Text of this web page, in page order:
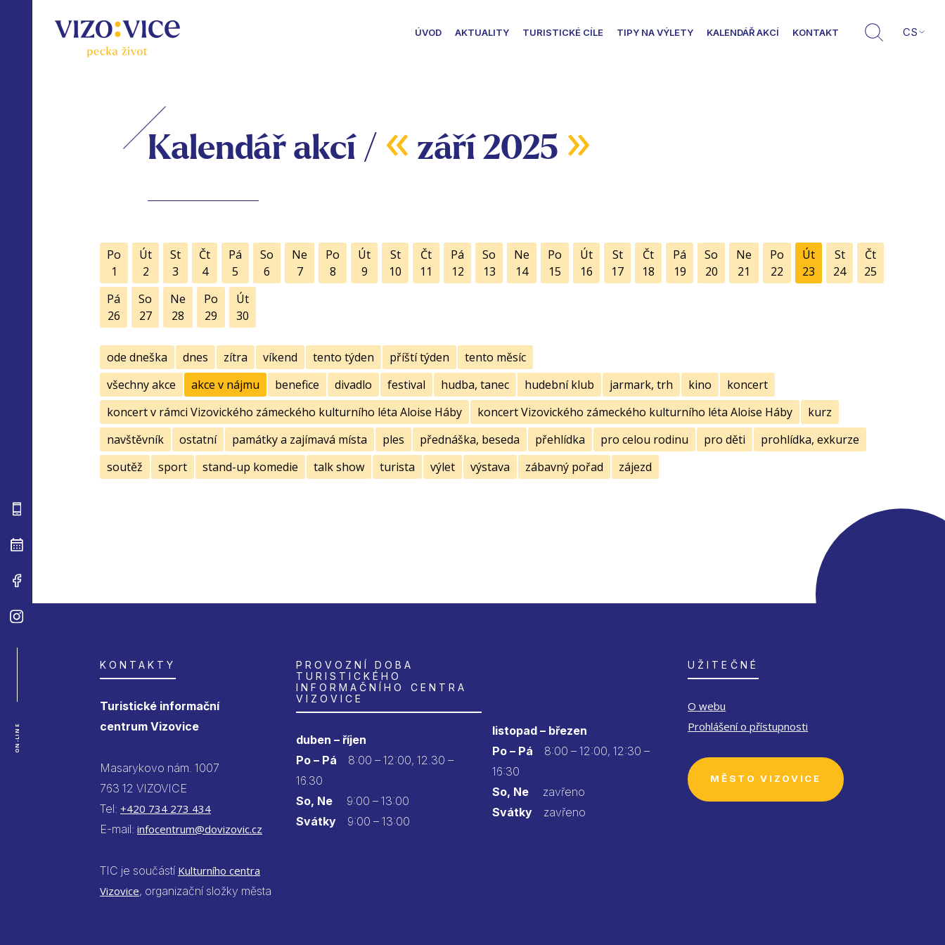
ÚVOD AKTUALITY TURISTICKÉ CÍLE TIPY NA VÝLETY KALENDÁŘ AKCÍ KONTAKT CS
ON-LINE
Kalendář akcí / « září 2025 »
Po
1
Út
2
St
3
Čt
4
Pá
5
So
6
Ne
7
Po
8
Út
9
St
10
Čt
11
Pá
12
So
13
Ne
14
Po
15
Út
16
St
17
Čt
18
Pá
19
So
20
Ne
21
Po
22
Út
23
St
24
Čt
25
Pá
26
So
27
Ne
28
Po
29
Út
30
ode dneška dnes zítra víkend tento týden příští týden
tento měsíc
všechny akce
akce v nájmu benefice divadlo festival hudba, tanec hudební klub jarmark, trh kino
koncert
koncert v rámci Vizovického zámeckého kulturního léta Aloise Háby
koncert Vizovického zámeckého kulturního léta Aloise Háby
kurz
navštěvník
ostatní památky a zajímavá místa ples přednáška, beseda přehlídka pro celou rodinu pro děti
prohlídka, exkurze
soutěž
sport stand-up komedie talk show turista výlet výstava zábavný pořad zájezd
KONTAKTY
Turistické informační
centrum Vizovice
Masarykovo nám. 1007
763 12 VIZOVICE
Tel: +420 734 273 434
E-mail: infocentrum@dovizovic.cz
TIC je součástí Kulturního centra
Vizovice, organizační složky města
PROVOZNÍ DOBA
TURISTICKÉHO
INFORMAČNÍHO CENTRA
VIZOVICE
duben – říjen
Po – Pá
8:00 – 12:00, 12.30 –
16.30
So, Ne9:00 – 13:00
Svátky9:00 – 13:00
listopad – březen
Po – Pá 8:00 – 12:00, 12:30 –
16:30
So, Nezavřeno
Svátkyzavřeno
UŽITEČNÉ
O webu
Prohlášení o přístupnosti
MĚSTO VIZOVICE